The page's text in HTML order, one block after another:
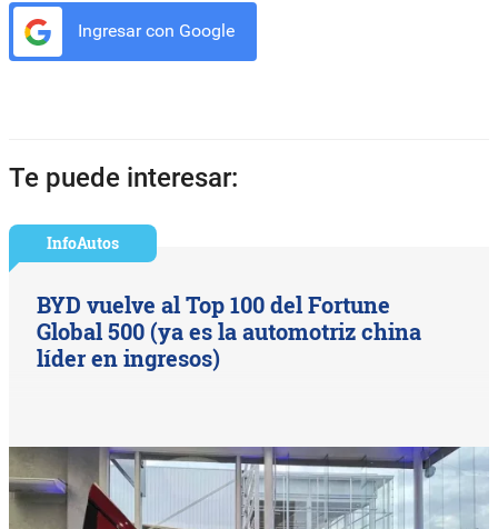
Ingresar con Google
Te puede interesar:
InfoAutos
BYD vuelve al Top 100 del Fortune
Global 500 (ya es la automotriz china
líder en ingresos)